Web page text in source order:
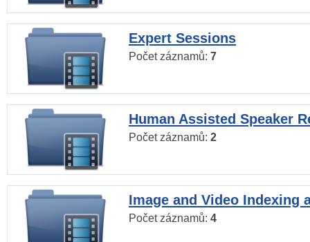
Expert Sessions
Počet záznamů: 7
Human Assisted Speaker
Počet záznamů: 2
Image and Video Indexing
Počet záznamů: 4